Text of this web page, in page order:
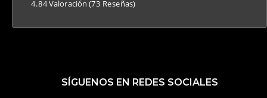
SÍGUENOS EN REDES SOCIALES
4.84 Valoración (73 Reseñas)